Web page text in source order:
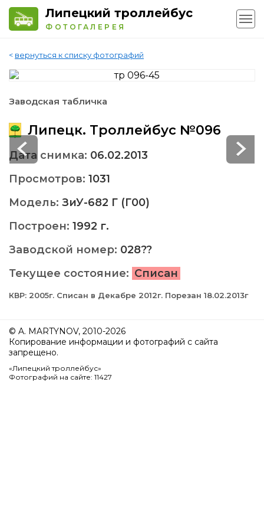
Липецкий троллейбус
ФОТОГАЛЕРЕЯ
< вернуться к списку фотографий
Заводская табличка
Липецк. Троллейбус №096
Дата снимка: 06.02.2013
Просмотров: 1031
Модель: ЗиУ-682 Г (Г00)
Построен: 1992 г.
Заводской номер: 028??
Текущее состояние: Списан
КВР: 2005г. Списан в Декабре 2012г. Порезан 18.02.2013г
© A. MARTYNOV, 2010-2026
Копирование информации и фотографий с сайта
запрещено.
«Липецкий троллейбус»
Фотографий на сайте: 11427